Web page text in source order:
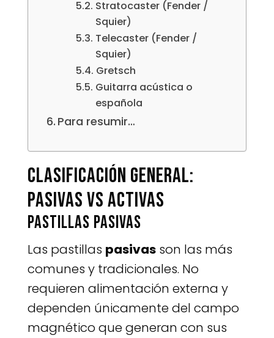
Stratocaster (Fender /
Squier)
Telecaster (Fender /
Squier)
Gretsch
Guitarra acústica o
española
Para resumir…
Clasificación general:
pasivas vs activas
Pastillas pasivas
Las pastillas pasivasson las más
comunes y tradicionales. No
requieren alimentación externa y
dependen únicamente del campo
magnético que generan con sus